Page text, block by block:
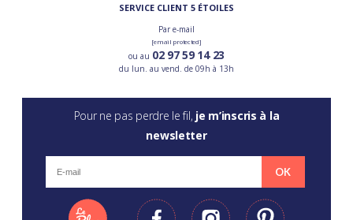
SERVICE CLIENT 5 ÉTOILES
Par e-mail
[email protected]
ou au 02 97 59 14 23
du lun. au vend. de 09h à 13h
Pour ne pas perdre le fil, je m’inscris à la
newsletter
OK